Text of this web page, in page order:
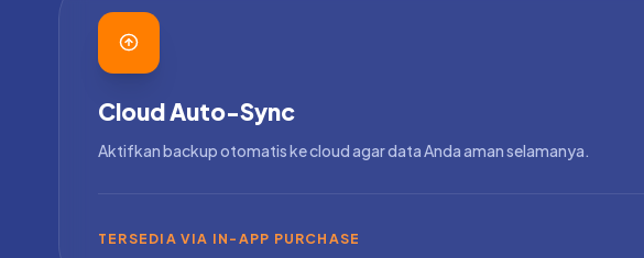
Cloud Auto-Sync
Aktifkan backup otomatis ke cloud agar data Anda aman selamanya.
TERSEDIA VIA IN-APP PURCHASE